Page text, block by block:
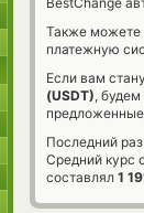
Также можете
платежную
Если вам
(USDT),
Последний
Средний курс
составлял 1